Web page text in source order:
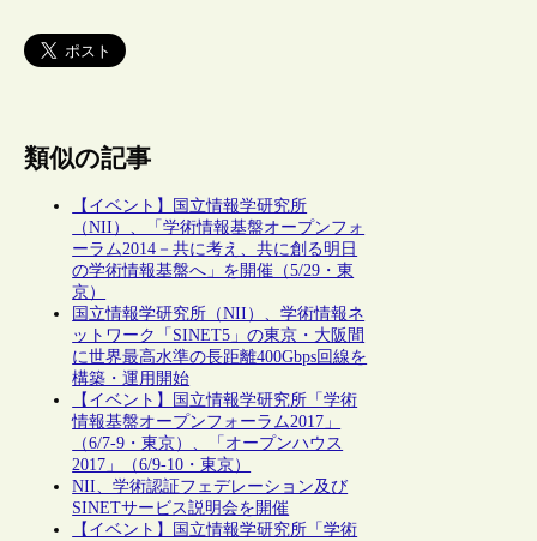
類似の記事
【イベント】国立情報学研究所
（NII）、「学術情報基盤オープンフォ
ーラム2014－共に考え、共に創る明日
の学術情報基盤へ」を開催（5/29・東
京）
国立情報学研究所（NII）、学術情報ネ
ットワーク「SINET5」の東京・大阪間
に世界最高水準の長距離400Gbps回線を
構築・運用開始
【イベント】国立情報学研究所「学術
情報基盤オープンフォーラム2017」
（6/7-9・東京）、「オープンハウス
2017」（6/9-10・東京）
NII、学術認証フェデレーション及び
SINETサービス説明会を開催
【イベント】国立情報学研究所「学術